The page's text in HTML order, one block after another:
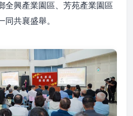
全興產業園區、芳苑產業園區
共襄盛舉。